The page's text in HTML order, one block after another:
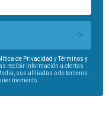
de Privacidad yTérminos y
recibir información u ofertas
sus afiliadas o de terceros.
momento.